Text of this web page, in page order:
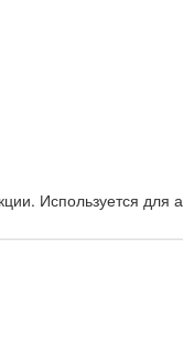
Используется для